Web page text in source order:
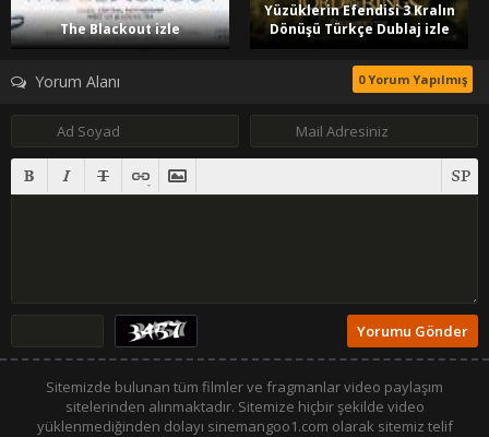
The Blackout izle
Yüzüklerin Efendisi 3 Kralın
Dönüşü Türkçe Dublaj izle
Yorum Alanı 0 Yorum Yapılmış
Sitemizde bulunan tüm filmler ve fragmanlar video paylaşım
sitelerinden alınmaktadır. Sitemize hiçbir şekilde video
yüklenmediğinden dolayı sinemangoo1.com olarak sitemiz telif